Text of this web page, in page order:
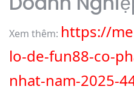
Xem thêm: https://
lo-de-fun88-co-
nhat-nam-2025-